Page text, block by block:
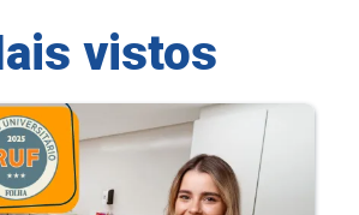
vistos